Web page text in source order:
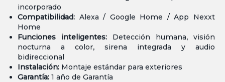
incorporado
Compatibilidad: Alexa / Google Home / App Nexxt
Home
Funciones inteligentes: Detección humana, visión
nocturna a color, sirena integrada y audio
bidireccional
Instalación: Montaje estándar para exteriores
Garantía: 1 año de Garantía